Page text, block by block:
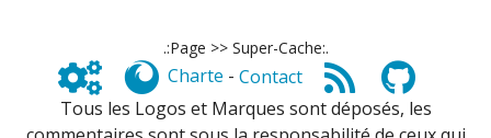
.:Page >> Super-Cache:.
Charte - Contact
Tous les Logos et Marques sont déposés, les